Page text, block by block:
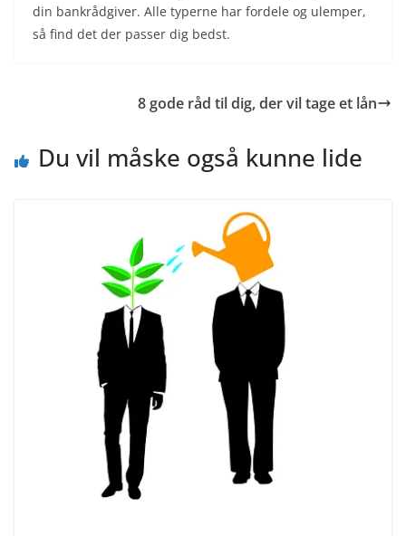
din bankrådgiver. Alle typerne har fordele og ulemper,
så find det der passer dig bedst.
8 gode råd til dig, der vil tage et lån
Du vil måske også kunne lide